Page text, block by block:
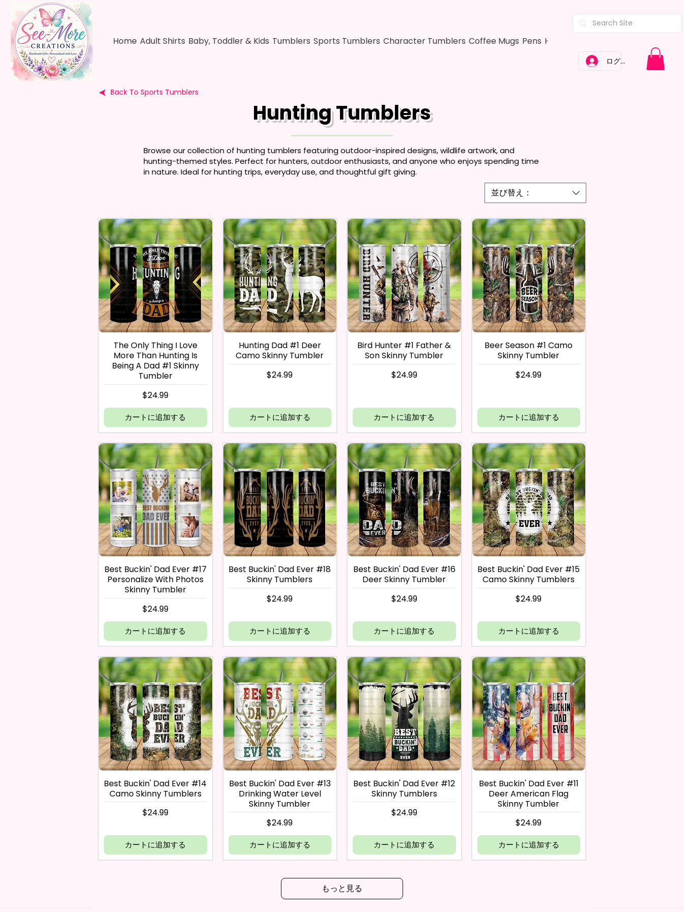
Home Adult Shirts Baby, Toddler & Kids Tumblers Sports Tumblers Character Tumblers Coffee Mugs Pens Hair Bows
ログイン
Back To Sports Tumblers
Hunting Tumblers
並び替え：
The Only Thing I Love
More Than Hunting Is
Being A Dad #1 Skinny
Tumbler
価格
$24.99
カートに追加する
Hunting Dad #1 Deer
Camo Skinny Tumbler
価格
$24.99
カートに追加する
Bird Hunter #1 Father &
Son Skinny Tumbler
価格
$24.99
カートに追加する
Beer Season #1 Camo
Skinny Tumbler
価格
$24.99
カートに追加する
Best Buckin' Dad Ever #17
Personalize With Photos
Skinny Tumbler
価格
$24.99
カートに追加する
Best Buckin' Dad Ever #18
Skinny Tumblers
価格
$24.99
カートに追加する
Best Buckin' Dad Ever #16
Deer Skinny Tumbler
価格
$24.99
カートに追加する
Best Buckin' Dad Ever #15
Camo Skinny Tumblers
価格
$24.99
カートに追加する
Best Buckin' Dad Ever #14
Camo Skinny Tumblers
価格
$24.99
カートに追加する
Best Buckin' Dad Ever #13
Drinking Water Level
Skinny Tumbler
価格
$24.99
カートに追加する
Best Buckin' Dad Ever #12
Skinny Tumblers
価格
$24.99
カートに追加する
Best Buckin' Dad Ever #11
Deer American Flag
Skinny Tumbler
価格
$24.99
カートに追加する
もっと見る
Browse our collection of hunting tumblers featuring outdoor-inspired designs, wildlife artwork, and
hunting-themed styles. Perfect for hunters, outdoor enthusiasts, and anyone who enjoys spending time
in nature. Ideal for hunting trips, everyday use, and thoughtful gift giving.